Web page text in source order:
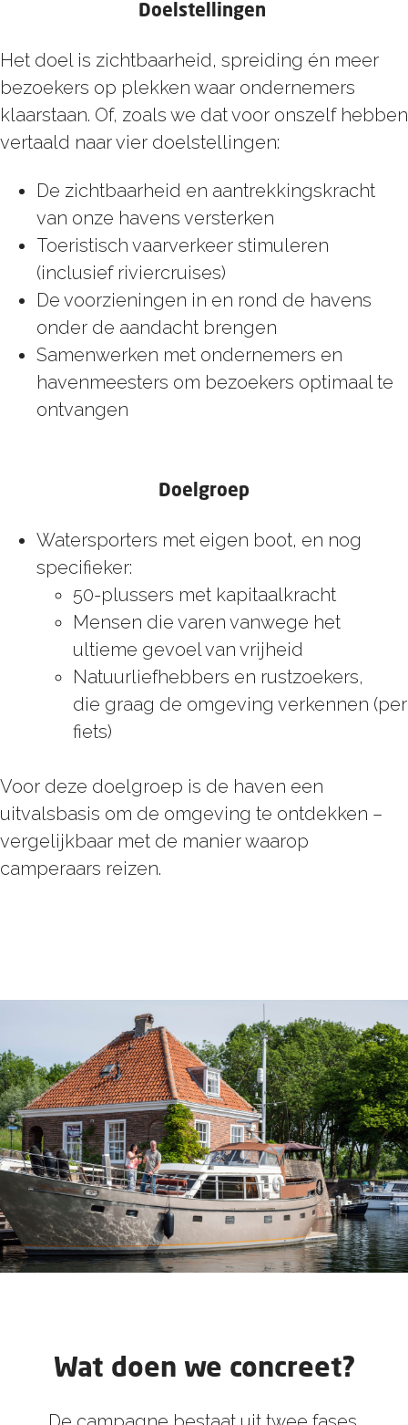
Doelstellingen
Het doel is zichtbaarheid, spreiding én meer
bezoekers op plekken waar ondernemers
klaarstaan. Of, zoals we dat voor onszelf hebben
vertaald naar vier doelstellingen:
De zichtbaarheid en aantrekkingskracht
van onze havens versterken
Toeristisch vaarverkeer stimuleren
(inclusief riviercruises)
De voorzieningen in en rond de havens
onder de aandacht brengen
Samenwerken met ondernemers en
havenmeesters om bezoekers optimaal te
ontvangen
Doelgroep
Watersporters met eigen boot, en nog
specifieker:
50-plussers met kapitaalkracht
Mensen die varen vanwege het
ultieme gevoel van vrijheid
Natuurliefhebbers en rustzoekers,
die graag de omgeving verkennen (per
fiets)
Voor deze doelgroep is de haven een
uitvalsbasis om de omgeving te ontdekken –
vergelijkbaar met de manier waarop
camperaars reizen.
Wat doen we concreet?